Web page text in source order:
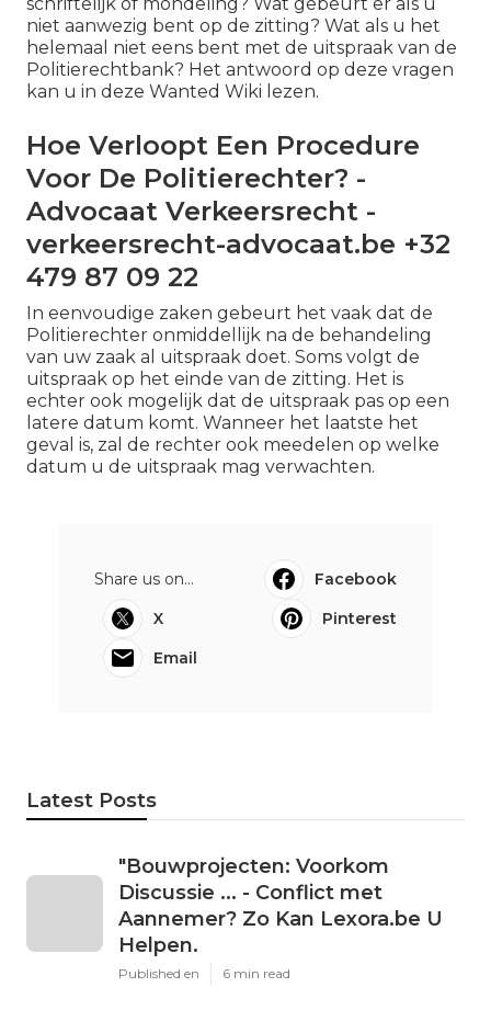
niet aanwezig bent op de zitting? Wat als u het
helemaal niet eens bent met de uitspraak van de
Politierechtbank? Het antwoord op deze vragen
kan u in deze Wanted Wiki lezen.
Hoe Verloopt Een Procedure
Voor De Politierechter? -
Advocaat Verkeersrecht -
verkeersrecht-advocaat.be +32
479 87 09 22
In eenvoudige zaken gebeurt het vaak dat de
Politierechter onmiddellijk na de behandeling
van uw zaak al uitspraak doet. Soms volgt de
uitspraak op het einde van de zitting. Het is
echter ook mogelijk dat de uitspraak pas op een
latere datum komt. Wanneer het laatste het
geval is, zal de rechter ook meedelen op welke
datum u de uitspraak mag verwachten.
Share us on...
Facebook
X
Pinterest
Email
Latest Posts
"Bouwprojecten: Voorkom
Discussie ... - Conflict met
Aannemer? Zo Kan Lexora.be U
Helpen.
Published en 6 min read